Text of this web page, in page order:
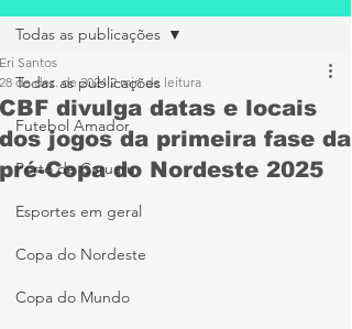
Todas as publicações
Futebol Amador
Porto de Caruaru
Esportes em geral
Copa do Nordeste
Copa do Mundo
Todas as publicações
CBF divulga datas e locais
dos jogos da primeira fase da
pré-Copa do Nordeste 2025
Eri Santos
28 de dez. de 2024 2 min de leitura